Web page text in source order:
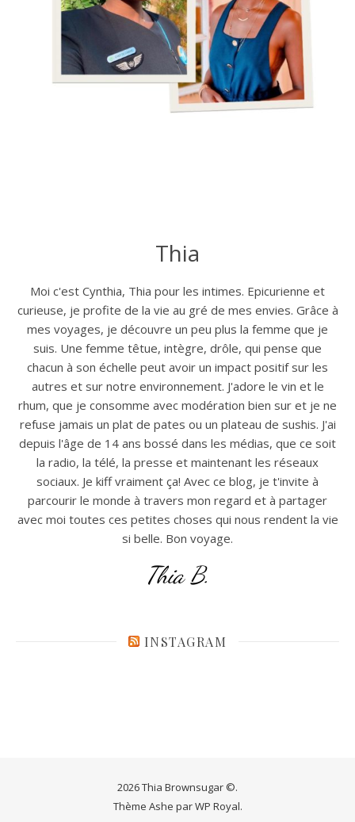
Thia
Moi c'est Cynthia, Thia pour les intimes. Epicurienne et
curieuse, je profite de la vie au gré de mes envies. Grâce à
mes voyages, je découvre un peu plus la femme que je
suis. Une femme têtue, intègre, drôle, qui pense que
chacun à son échelle peut avoir un impact positif sur les
autres et sur notre environnement. J'adore le vin et le
rhum, que je consomme avec modération bien sur et je ne
refuse jamais un plat de pates ou un plateau de sushis. J'ai
depuis l'âge de 14 ans bossé dans les médias, que ce soit
la radio, la télé, la presse et maintenant les réseaux
sociaux. Je kiff vraiment ça! Avec ce blog, je t'invite à
parcourir le monde à travers mon regard et à partager
avec moi toutes ces petites choses qui nous rendent la vie
si belle. Bon voyage.
Thia B.
INSTAGRAM
2026 Thia Brownsugar ©.
Thème Ashe parWP Royal.